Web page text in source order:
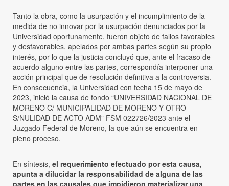
Tanto la obra, como la usurpación y el incumplimiento de la
medida de no innovar por la usurpación denunciados por la
Universidad oportunamente, fueron objeto de fallos favorables
y desfavorables, apelados por ambas partes según su propio
interés, por lo que la justicia concluyó que, ante el fracaso de
acuerdo alguno entre las partes, correspondía interponer una
acción principal que de resolución definitiva a la controversia.
En consecuencia, la Universidad con fecha 15 de mayo de
2023, inició la causa de fondo “UNIVERSIDAD NACIONAL DE
MORENO C/ MUNICIPALIDAD DE MORENO Y OTRO
S/NULIDAD DE ACTO ADM” FSM 022726/2023 ante el
Juzgado Federal de Moreno, la que aún se encuentra en
pleno proceso.
En síntesis, el requerimiento efectuado por esta causa,
apunta a dilucidar la responsabilidad de alguna de las
partes en las causales que impidieron materializar una